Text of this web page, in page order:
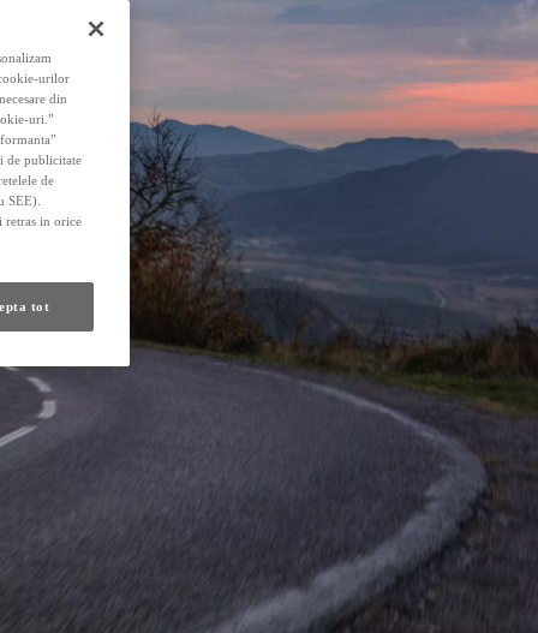
urilor
din
uri.”
de publicitate
de
SEE).
retras in orice
tot